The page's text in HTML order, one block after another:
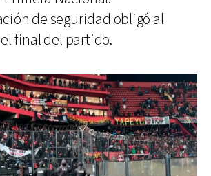
de seguridad obligó al
final del partido.